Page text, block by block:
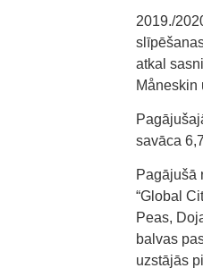
2019./
atkal
Måneskin
savāca
Pagājušā
“Global
Peas,
balvas
uzstājās